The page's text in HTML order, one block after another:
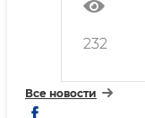
232
Все новости